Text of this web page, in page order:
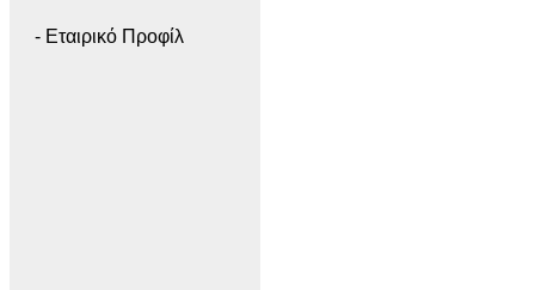
- Εταιρικό Προφίλ